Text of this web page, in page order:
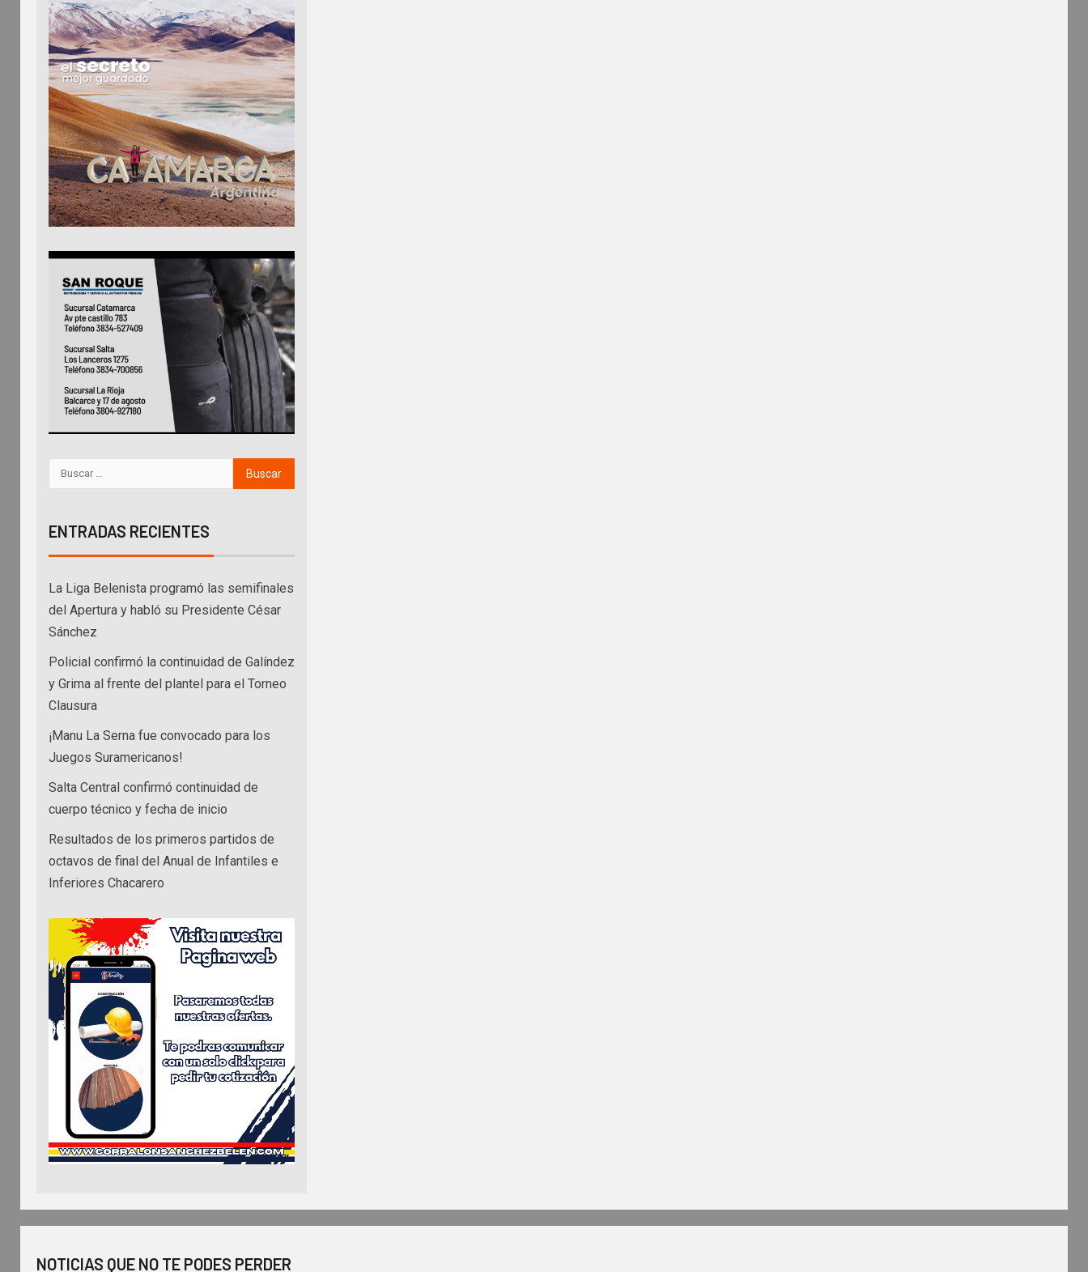
ENTRADAS RECIENTES
La Liga Belenista programó las semifinales
del Apertura y habló su Presidente César
Sánchez
Policial confirmó la continuidad de Galíndez
y Grima al frente del plantel para el Torneo
Clausura
¡Manu La Serna fue convocado para los
Juegos Suramericanos!
Salta Central confirmó continuidad de
cuerpo técnico y fecha de inicio
Resultados de los primeros partidos de
octavos de final del Anual de Infantiles e
Inferiores Chacarero
NOTICIAS QUE NO TE PODES PERDER